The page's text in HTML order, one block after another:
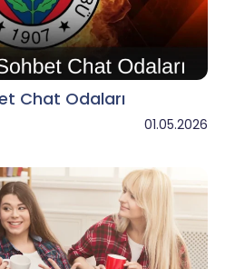
Chat Odaları
01.05.2026